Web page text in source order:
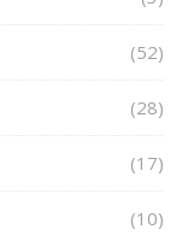
(52)
(28)
(17)
(10)